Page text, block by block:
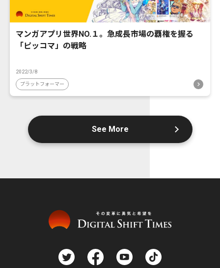
マンガアプリ世界NO.１。急成長市場の覇権を握る
「ピッコマ」の戦略
2022/3/8
プラットフォーマー
See More